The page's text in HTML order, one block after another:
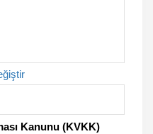
Kanunu (KVKK)